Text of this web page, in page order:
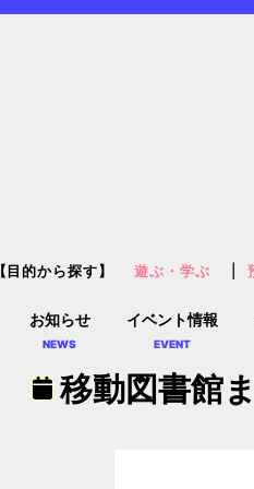
お知らせ
NEWS
イベント情報
EVENT
【目的から探す】 遊ぶ・学ぶ
移動図書館